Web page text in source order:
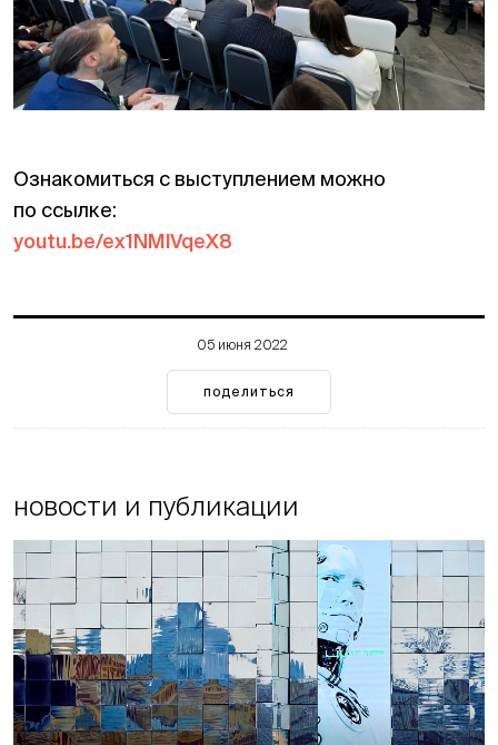
Ознакомиться с выступлением можно
по ссылке:
youtu.be/ex1NMlVqeX8
05 июня 2022
поделиться
новости и публикации